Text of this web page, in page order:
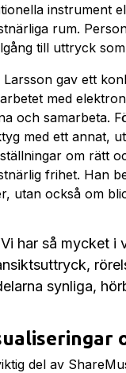
instrument
rum.
till uttryck
Larsson gav ett
med
och samarbeta.
med ett annat,
om rätt
frihet. Han
utan också om
har så mycket i
synliga,
del av